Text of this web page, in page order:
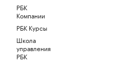
РБК
Компании
РБК Курсы
Школа
управления
РБК